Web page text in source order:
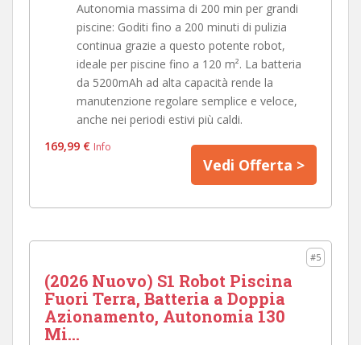
Autonomia massima di 200 min per grandi
piscine: Goditi fino a 200 minuti di pulizia
continua grazie a questo potente robot,
ideale per piscine fino a 120 m². La batteria
da 5200mAh ad alta capacità rende la
manutenzione regolare semplice e veloce,
anche nei periodi estivi più caldi.
169,99 € Info
Vedi Offerta >
#5
(2026 Nuovo) S1 Robot Piscina
Fuori Terra, Batteria a Doppia
Azionamento, Autonomia 130
Mi...